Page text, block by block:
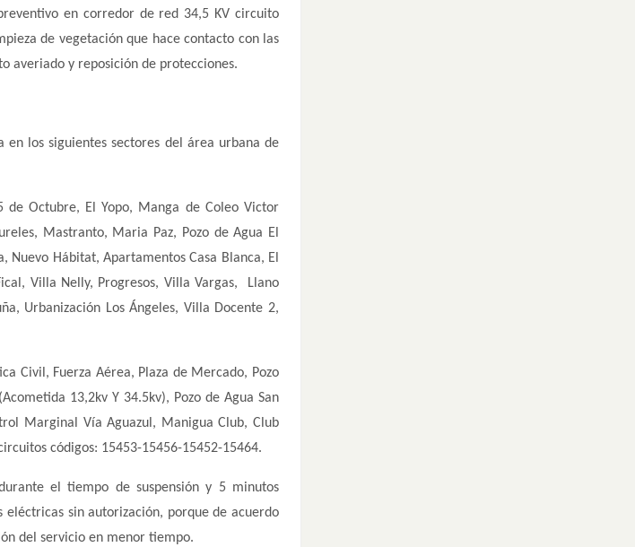
en corredor de red 34,5 KV circuito
de vegetación que hace contacto con las
averiado y reposición de protecciones.
en los siguientes sectores del área urbana de
de Octubre, El Yopo, Manga de Coleo Victor
Mastranto, Maria Paz, Pozo de Agua El
Nuevo Hábitat, Apartamentos Casa Blanca, El
Villa Nelly, Progresos, Villa Vargas, Llano
Urbanización Los Ángeles, Villa Docente 2,
Civil, Fuerza Aérea, Plaza de Mercado, Pozo
13,2kv Y 34.5kv), Pozo de Agua San
Marginal Vía Aguazul, Manigua Club, Club
códigos: 15453-15456-15452-15464.
durante el tiempo de suspensión y 5 minutos
sin autorización, porque de acuerdo
del servicio en menor tiempo.